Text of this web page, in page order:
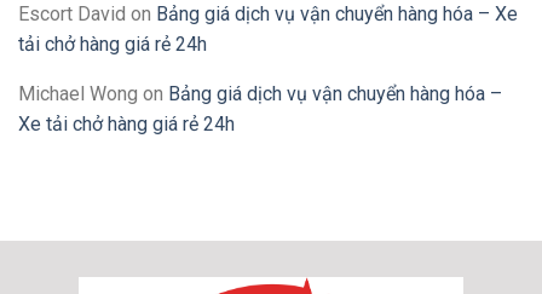
Escort David on Bảng giá dịch vụ vận chuyển hàng hóa – Xe
tải chở hàng giá rẻ 24h
Michael Wong on Bảng giá dịch vụ vận chuyển hàng hóa –
Xe tải chở hàng giá rẻ 24h